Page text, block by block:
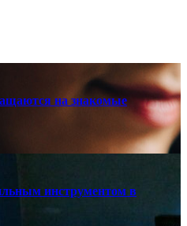
на знакомые
инструментом в